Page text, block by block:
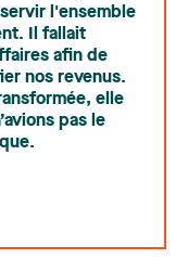
l'ensemble
Il fallait
afin de
nos revenus.
elle
pas le